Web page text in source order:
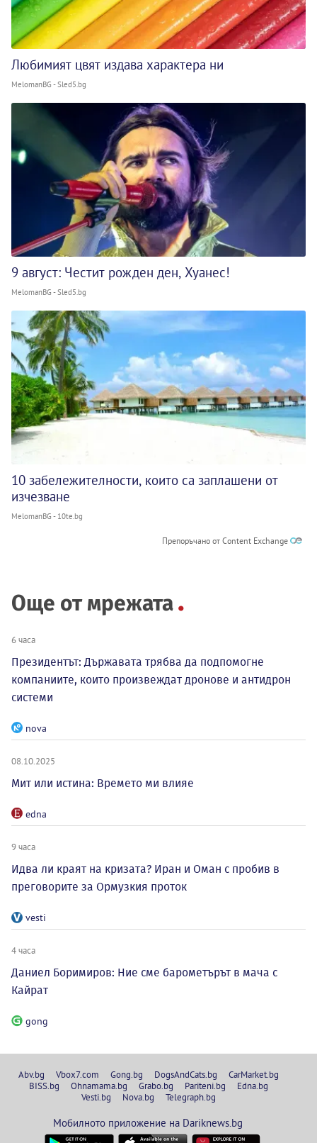
Любимият цвят издава характера ни
MelomanBG - Sled5.bg
9 август: Честит рожден ден, Хуанес!
MelomanBG - Sled5.bg
10 забележителности, които са заплашени от
изчезване
MelomanBG - 10te.bg
Препоръчано от Content Exchange
Още от мрежата
6 часа
Президентът: Държавата трябва да подпомогне
компаниите, които произвеждат дронове и антидрон
системи
nova
08.10.2025
Мит или истина: Времето ми влияе
edna
9 часа
Идва ли краят на кризата? Иран и Оман с пробив в
преговорите за Ормузкия проток
vesti
4 часа
Даниел Боримиров: Ние сме барометърът в мача с
Кайрат
gong
Abv.bg Vbox7.com Gong.bg DogsAndCats.bg
CarMarket.bg
BISS.bg
Ohnamama.bg Grabo.bg Pariteni.bg
Edna.bg
Vesti.bg
Nova.bg Telegraph.bg
Мобилното приложение на Dariknews.bg